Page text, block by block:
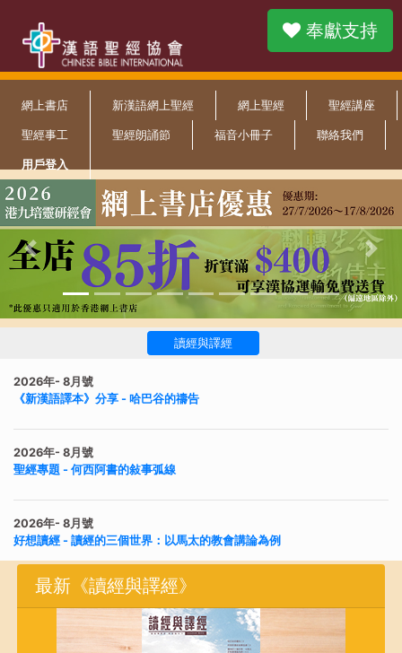
奉獻支持
網上書店 新漢語網上聖經 網上聖經 聖經講座
聖經事工 聖經朗誦節 福音小冊子 聯絡我們
用戶登入
Previous Next
讀經與譯經
2026年- 8月號
《新漢語譯本》分享 - 哈巴谷的禱告
2026年- 8月號
聖經專題 - 何西阿書的敍事弧線
2026年- 8月號
好想讀經 - 讀經的三個世界：以馬太的教會講論為例
2026年- 8月號
拓展事工 - 2026年新製作：聖經文件夾
最新《讀經與譯經》